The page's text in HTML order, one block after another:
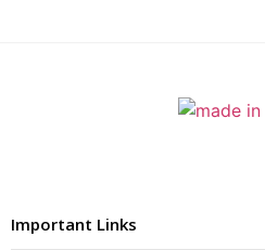
Important Links